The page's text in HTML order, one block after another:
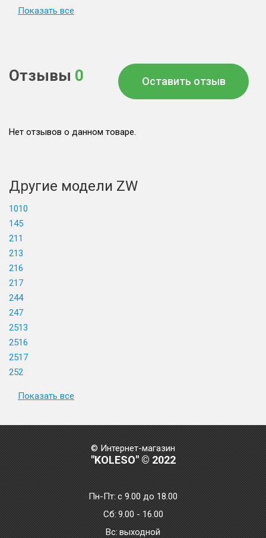
Показать все
Отзывы 0 Оставить отзыв
Нет отзывов о данном товаре.
Другие модели ZW
1010
145
211
213
216
217
244
247
2513
2516
2517
252
Показать все
© Интернет-магазин
"KOLESO" © 2022
Пн-Пт:с 9.00 до 18.00
Сб: 9.00 - 16.00
Bc: выходной